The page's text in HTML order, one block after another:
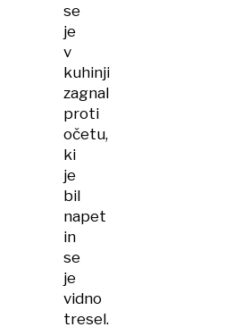
se
je
v
kuhinji
zagnal
proti
očetu,
ki
je
bil
napet
in
se
je
vidno
tresel.